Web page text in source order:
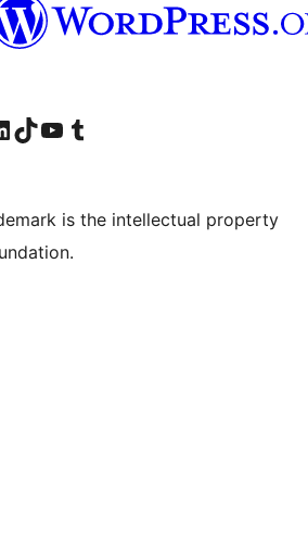
トへTikTok アカウントへYouTube チャンネルへ Tumblr アカウントへ
is the intellectual property